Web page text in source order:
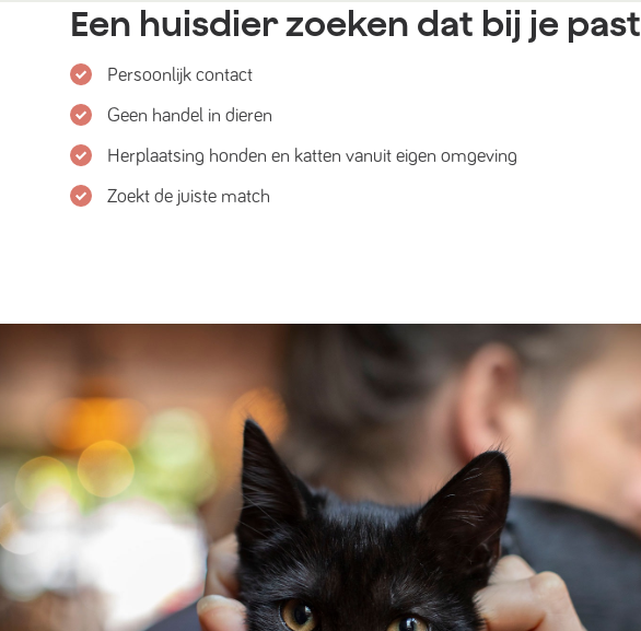
Een huisdier zoeken dat bij je past
Persoonlijk contact
Geen handel in dieren
Herplaatsing honden en katten vanuit eigen omgeving
Zoekt de juiste match